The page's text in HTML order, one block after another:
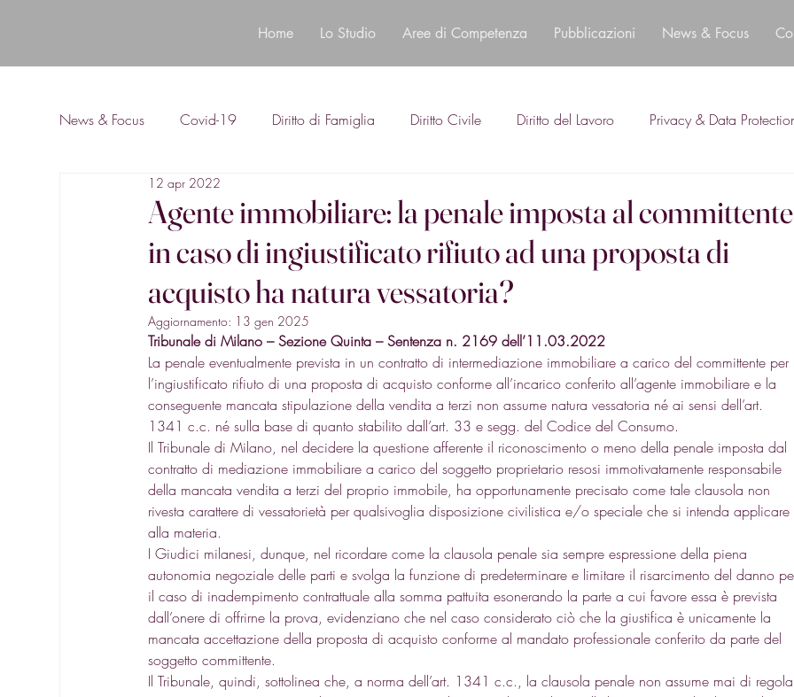
Home Lo Studio Aree di Competenza Pubblicazioni News & Focus
News & Focus Covid-19 Diritto di Famiglia Diritto Civile Diritto del Lavoro Privacy & Data
Diritto Bancario
Agente immobiliare: la penale imposta al committente
in caso di ingiustificato rifiuto ad una proposta di
acquisto ha natura vessatoria?
12 apr 2022
Aggiornamento: 13 gen 2025
Tribunale di Milano – Sezione Quinta – Sentenza n. 2169 dell’11.03.2022
La penale eventualmente prevista in un contratto di intermediazione immobiliare a carico del committente per
l’ingiustificato rifiuto di una proposta di acquisto conforme all’incarico conferito all’agente immobiliare e la
conseguente mancata stipulazione della vendita a terzi non assume natura vessatoria né ai sensi dell’art.
1341 c.c. né sulla base di quanto stabilito dall’art. 33 e segg. del Codice del Consumo.
Il Tribunale di Milano, nel decidere la questione afferente il riconoscimento o meno della penale imposta dal
contratto di mediazione immobiliare a carico del soggetto proprietario resosi immotivatamente responsabile
della mancata vendita a terzi del proprio immobile, ha opportunamente precisato come tale clausola non
rivesta carattere di vessatorietà per qualsivoglia disposizione civilistica e/o speciale che si intenda applicare
alla materia.
I Giudici milanesi, dunque, nel ricordare come la clausola penale sia sempre espressione della piena
autonomia negoziale delle parti e svolga la funzione di predeterminare e limitare il risarcimento del danno
il caso di inadempimento contrattuale alla somma pattuita esonerando la parte a cui favore essa è prevista
dall’onere di offrirne la prova, evidenziano che nel caso considerato ciò che la giustifica è unicamente la
mancata accettazione della proposta di acquisto conforme al mandato professionale conferito da parte del
soggetto committente.
Il Tribunale, quindi, sottolinea che, a norma dell’art. 1341 c.c., la clausola penale non assume mai di regola